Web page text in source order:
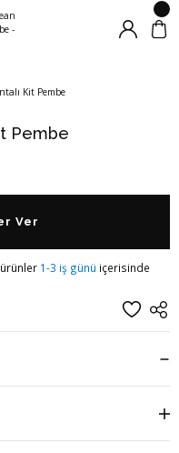
Pembe
Ver
ürünler 1-3 iş günü içerisinde